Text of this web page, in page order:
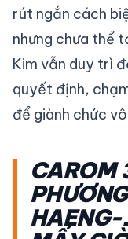
rút ngắn cách
nhưng chưa thể
Kim vẫn duy trì
quyết định,
để giành chức
CAROM
HAENG-